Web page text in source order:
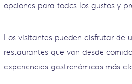
opciones para todos los gustos y
Los visitantes pueden disfrutar de
restaurantes que van desde
experiencias gastronómicas más